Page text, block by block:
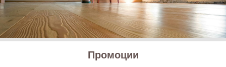
Промоции